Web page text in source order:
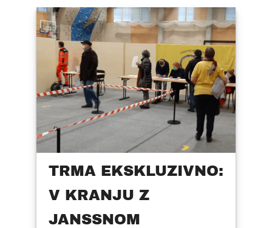
TRMA EKSKLUZIVNO:
V KRANJU Z
JANSSNOM